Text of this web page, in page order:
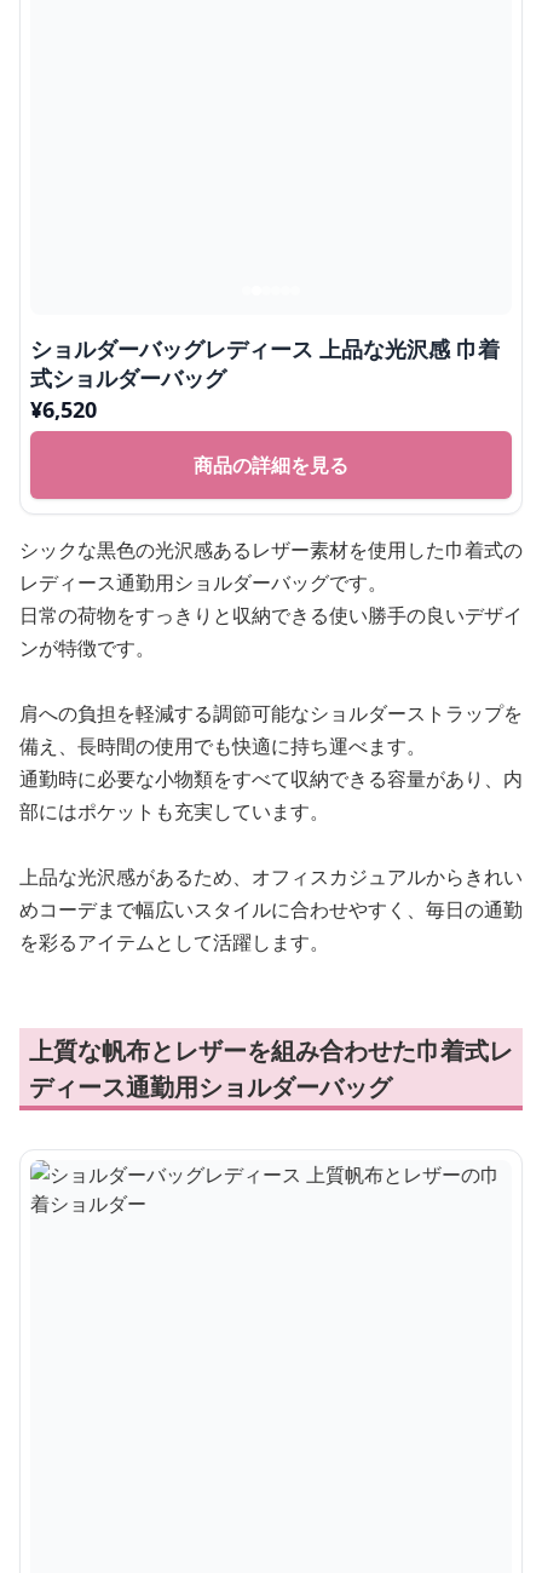
ショルダーバッグレディース 上品な光沢感 巾着
式ショルダーバッグ
¥6,520
商品の詳細を見る
シックな黒色の光沢感あるレザー素材を使用した巾着式の
レディース通勤用ショルダーバッグです。
日常の荷物をすっきりと収納できる使い勝手の良いデザイ
ンが特徴です。
肩への負担を軽減する調節可能なショルダーストラップを
備え、長時間の使用でも快適に持ち運べます。
通勤時に必要な小物類をすべて収納できる容量があり、内
部にはポケットも充実しています。
上品な光沢感があるため、オフィスカジュアルからきれい
めコーデまで幅広いスタイルに合わせやすく、毎日の通勤
を彩るアイテムとして活躍します。
上質な帆布とレザーを組み合わせた巾着式レ
ディース通勤用ショルダーバッグ